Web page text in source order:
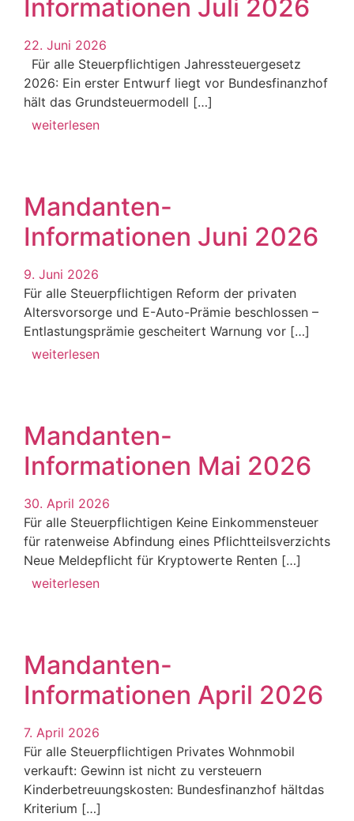
Informationen Juli 2026
22. Juni 2026
Für alle Steuerpflichtigen Jahressteuergesetz
2026: Ein erster Entwurf liegt vor Bundesfinanzhof
hält das Grundsteuermodell […]
weiterlesen
Mandanten-
Informationen Juni 2026
9. Juni 2026
Für alle Steuerpflichtigen Reform der privaten
Altersvorsorge und E-Auto-Prämie beschlossen –
Entlastungsprämie gescheitert Warnung vor […]
weiterlesen
Mandanten-
Informationen Mai 2026
30. April 2026
Für alle Steuerpflichtigen Keine Einkommensteuer
für ratenweise Abfindung eines Pflichtteilsverzichts
Neue Meldepflicht für Kryptowerte Renten […]
weiterlesen
Mandanten-
Informationen April 2026
7. April 2026
Für alle Steuerpflichtigen Privates Wohnmobil
verkauft: Gewinn ist nicht zu versteuern
Kinderbetreuungskosten: Bundesfinanzhof hältdas
Kriterium […]